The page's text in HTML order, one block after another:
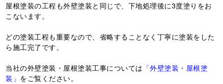
屋根塗装の工程も外壁塗装と同じで、下地処理後に3度塗りをお
こないます。
どの塗装工程も重要なので、省略することなく丁寧に塗装をした
ら施工完了です。
当社の外壁塗装・屋根塗装工事については 「外壁塗装・屋根塗
装」 をご覧ください。